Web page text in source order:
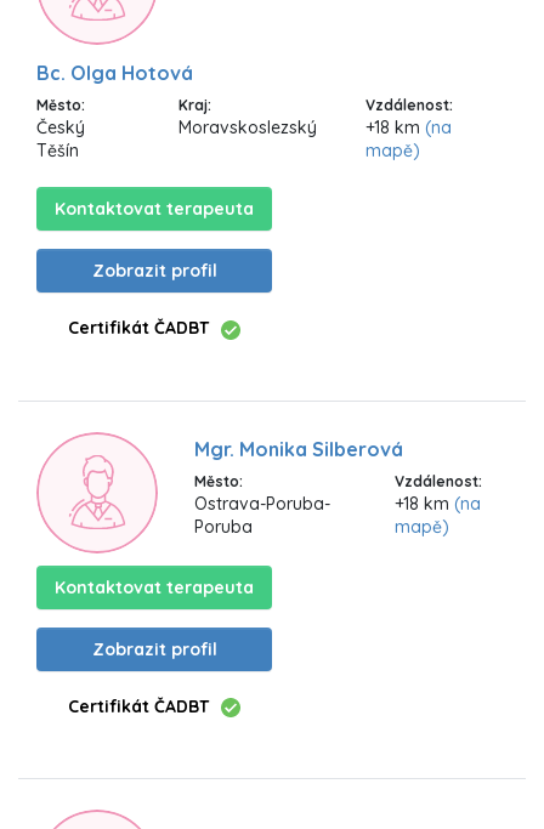
Bc. Olga Hotová
Město:
Český
Těšín
Kraj:
Moravskoslezský
Vzdálenost:
+18 km(na
mapě)
Kontaktovat terapeuta
Zobrazit profil
Certifikát ČADBT
Mgr. Monika Silberová
Město:
Ostrava-Poruba-
Poruba
Vzdálenost:
+18 km (na
mapě)
Kontaktovat terapeuta
Zobrazit profil
Certifikát ČADBT